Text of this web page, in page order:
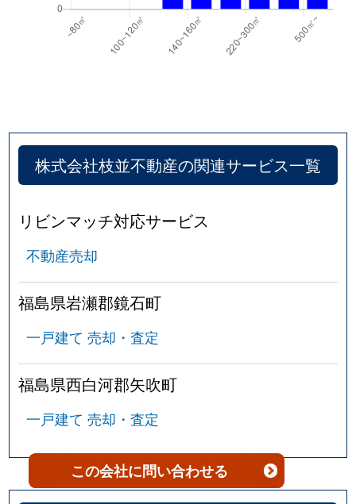
株式会社枝並不動産の関連サービス一覧
リビンマッチ対応サービス
不動産売却
福島県岩瀬郡鏡石町
一戸建て 売却・査定
福島県西白河郡矢吹町
一戸建て 売却・査定
この会社に問い合わせる